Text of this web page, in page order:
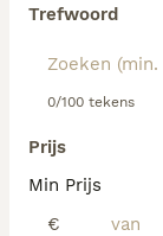
Trefwoord
0/100 tekens
Prijs
Min Prijs
€